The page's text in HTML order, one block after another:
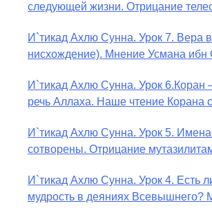
следующей жизни. Отрицание
ибн Саида ад-Дарими. Иман – это
познание
И`тикад Ахлю Сунна. Урок 7. Вера в
нисхождение). Мнение Усмана
описывается физическим
И`тикад Ахлю Сунна. Урок 6.Коран
речь Аллаха. Наше чтение Корана
И`тикад Ахлю Сунна. Урок 5.
сотворены. Отрицание
И`тикад Ахлю Сунна. Урок 4. Есть
мудрость в деяниях Всевышнего?